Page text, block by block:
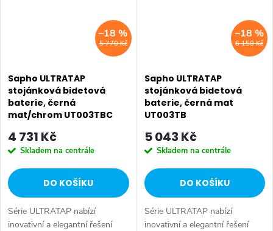
5 770 Kč
–18 %
Sapho ULTRATAP
stojánková bidetová
baterie, černá
mat/chrom UT003TBC
4 731 Kč
Skladem na centrále
DO KOŠÍKU
Série ULTRATAP nabízí
inovativní a elegantní řešení
6 150 Kč
–18 %
Sapho ULTRATAP
stojánková bidetová
baterie, černá mat
UT003TB
5 043 Kč
Skladem na centrále
DO KOŠÍKU
Série ULTRATAP nabízí
inovativní a elegantní řešení